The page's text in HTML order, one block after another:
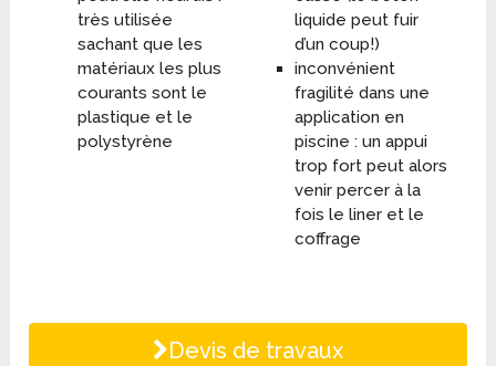
très utilisée
sachant que les
matériaux les plus
courants sont le
plastique et le
polystyrène
liquide peut fuir
d’un coup!)
inconvénient
fragilité dans une
application en
piscine : un appui
trop fort peut alors
venir percer à la
fois le liner et le
coffrage
Devis de travaux